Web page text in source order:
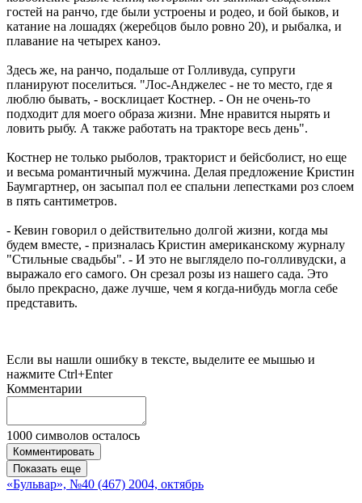
гостей на ранчо, где были устроены и родео, и бой быков, и
катание на лошадях (жеребцов было ровно 20), и рыбалка, и
плавание на четырех каноэ.
Здесь же, на ранчо, подальше от Голливуда, супруги
планируют поселиться. "Лос-Анджелес - не то место, где я
люблю бывать, - восклицает Костнер. - Он не очень-то
подходит для моего образа жизни. Мне нравится нырять и
ловить рыбу. А также работать на тракторе весь день".
Костнер не только рыболов, тракторист и бейсболист, но еще
и весьма романтичный мужчина. Делая предложение Кристин
Баумгартнер, он засыпал пол ее спальни лепестками роз слоем
в пять сантиметров.
- Кевин говорил о действительно долгой жизни, когда мы
будем вместе, - призналась Кристин американскому журналу
"Стильные свадьбы". - И это не выглядело по-голливудски, а
выражало его самого. Он срезал розы из нашего сада. Это
было прекрасно, даже лучше, чем я когда-нибудь могла себе
представить.
Если вы нашли ошибку в тексте, выделите ее мышью и
нажмите Ctrl+Enter
Комментарии
1000 символов осталось
Комментировать
Показать еще
«Бульвар», №40 (467) 2004, октябрь